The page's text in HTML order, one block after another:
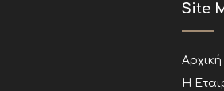
Site
Αρχική
Η